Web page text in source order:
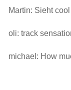
Martin: Sieht
oli: track
michael: How